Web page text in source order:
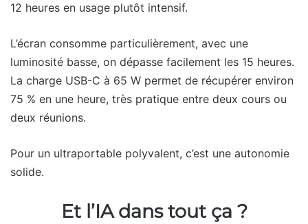
12 heures en usage plutôt intensif.
L’écran consomme particulièrement, avec une
luminosité basse, on dépasse facilement les 15 heures.
La charge USB-C à 65 W permet de récupérer environ
75 % en une heure, très pratique entre deux cours ou
deux réunions.
Pour un ultraportable polyvalent, c’est une autonomie
solide.
Et l’IA dans tout ça ?